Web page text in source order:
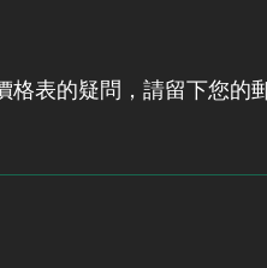
格表的疑問，請留下您的